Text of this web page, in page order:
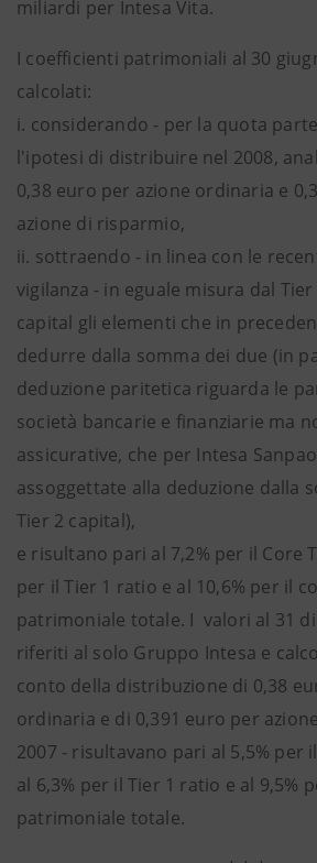
miliardi per Intesa Vita.
I coefficienti patrimoniali al 30
calcolati:
i. considerando - per la quota
l'ipotesi di distribuire nel 2008,
0,38 euro per azione ordinaria e
azione di risparmio,
ii. sottraendo - in linea con le
vigilanza - in eguale misura dal Tier
capital gli elementi che in
dedurre dalla somma dei due (in
deduzione paritetica riguarda le
società bancarie e finanziarie ma
assicurative, che per Intesa
assoggettate alla deduzione dalla
Tier 2 capital),
e risultano pari al 7,2% per il Core
per il Tier 1 ratio e al 10,6% per il
patrimoniale totale. I valori al 31
riferiti al solo Gruppo Intesa e
conto della distribuzione di 0,38
ordinaria e di 0,391 euro per
2007 - risultavano pari al 5,5% per
al 6,3% per il Tier 1 ratio e al 9,5%
patrimoniale totale.